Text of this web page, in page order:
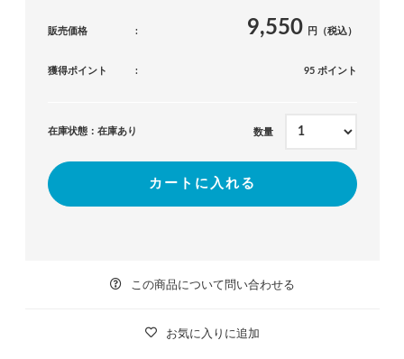
販売価格 9,550 円（税込）
獲得ポイント 95 ポイント
在庫状態：在庫あり 数量
カートに入れる
この商品について問い合わせる
お気に入りに追加